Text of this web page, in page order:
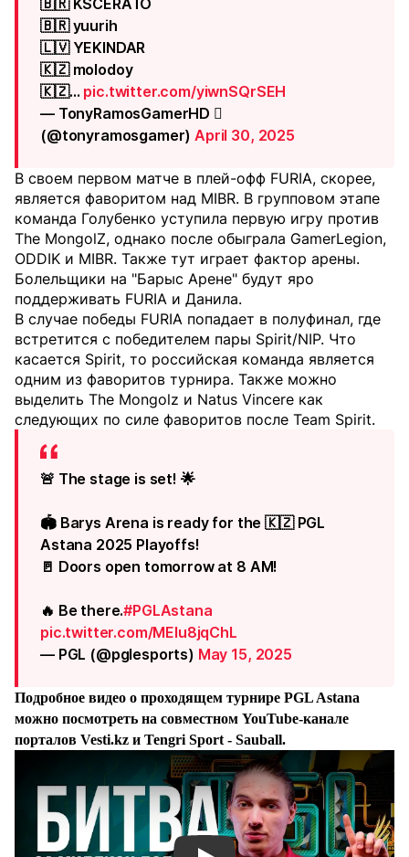
🇧🇷 KSCERATO
🇧🇷 yuurih
🇱🇻 YEKINDAR
🇰🇿 molodoy
🇰🇿… pic.twitter.com/yiwnSQrSEH
— TonyRamosGamerHD 
(@tonyramosgamer)April 30, 2025
В своем первом матче в плей-офф FURIA, скорее,
является фаворитом над MIBR. В групповом этапе
команда Голубенко уступила первую игру против
The MongolZ, однако после обыграла GamerLegion,
ODDIK и MIBR. Также тут играет фактор арены.
Болельщики на "Барыс Арене" будут яро
поддерживать FURIA и Данила.
В случае победы FURIA попадает в полуфинал, где
встретится с победителем пары Spirit/NIP. Что
касается Spirit, то российская команда является
одним из фаворитов турнира. Также можно
выделить The Mongolz и Natus Vincere как
следующих по силе фаворитов после Team Spirit.
🚨 The stage is set! 🌟
🏟️ Barys Arena is ready for the 🇰🇿 PGL
Astana 2025 Playoffs!
🚪 Doors open tomorrow at 8 AM!
🔥 Be there.#PGLAstana
pic.twitter.com/MEIu8jqChL
— PGL (@pglesports) May 15, 2025
Подробное видео о проходящем турнире PGL Astana
можно посмотреть на совместном YouTube-канале
порталов Vesti.kz и Tengri Sport - Sauball.